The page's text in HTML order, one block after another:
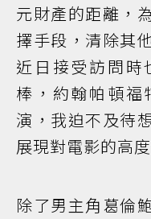
元財產的距離，
擇手段，清除其
近日接受訪問時
棒，約翰帕頓福
演，我迫不及待
展現對電影的高
除了男主角葛倫